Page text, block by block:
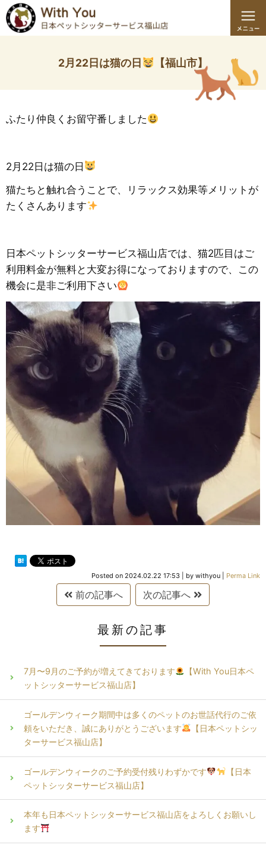
2月22日は猫の日 【福山市】
ふたり仲良くお留守番しました
2月22日は猫の日
猫たちと触れ合うことで、リラックス効果等メリットが
たくさんあります
日本ペットシッターサービス福山店では、猫2匹目はご
利用料金が無料と大変お得になっておりますので、この
機会に是非ご利用下さい
Posted on 2024.02.22 17:53 by withyou Perma Link
前の記事へ 次の記事へ
最新の記事
7月〜9月のご予約が増えてきております
【With You日本ペ
ットシッターサービス福山店】
ゴールデンウィーク期間中は多くのペットのお世話代行のご依
頼をいただき、誠にありがとうございます
【日本ペットシッ
ターサービス福山店】
ゴールデンウィークのご予約受付残りわずかです
【日本
ペットシッターサービス福山店】
本年も日本ペットシッターサービス福山店をよろしくお願いし
ます